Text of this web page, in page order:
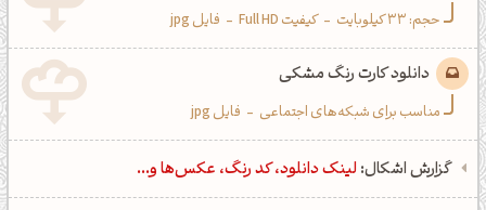
حجم: 33 کیلوبایت - کیفیت Full HD - فایل jpg
دانلود کارت رنگ مشکی
مناسب برای شبکه‌های اجتماعی - فایل jpg
گزارش اشکال: لینک دانلود، کد رنگ، عکس‌ها و...